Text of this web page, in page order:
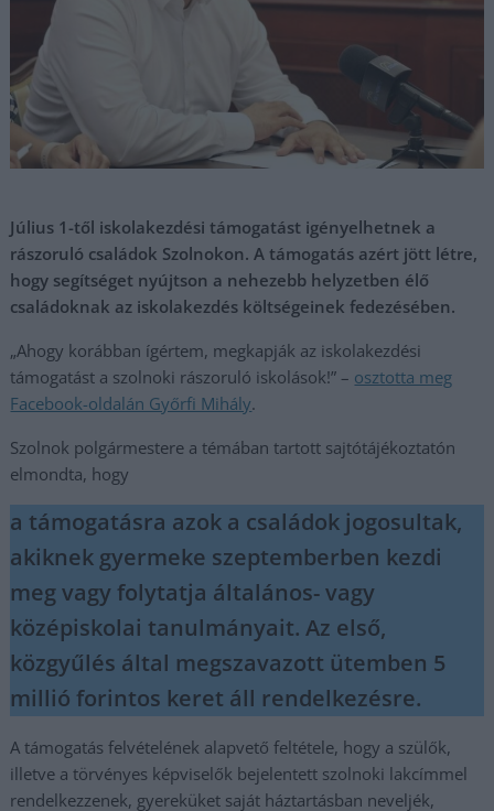
Július 1-től iskolakezdési támogatást igényelhetnek a
rászoruló családok Szolnokon. A támogatás azért jött létre,
hogy segítséget nyújtson a nehezebb helyzetben élő
családoknak az iskolakezdés költségeinek fedezésében.
„Ahogy korábban ígértem, megkapják az iskolakezdési
támogatást a szolnoki rászoruló iskolások!” – osztotta meg
Facebook-oldalán Győrfi Mihály.
Szolnok polgármestere a témában tartott sajtótájékoztatón
elmondta, hogy
a támogatásra azok a családok jogosultak,
akiknek gyermeke szeptemberben kezdi
meg vagy folytatja általános- vagy
középiskolai tanulmányait. Az első,
közgyűlés által megszavazott ütemben 5
millió forintos keret áll rendelkezésre.
A támogatás felvételének alapvető feltétele, hogy a szülők,
illetve a törvényes képviselők bejelentett szolnoki lakcímmel
rendelkezzenek, gyereküket saját háztartásban neveljék,